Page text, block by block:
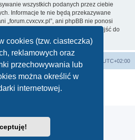
cookies (tzw. ciasteczka)
reklamowych oraz
przechowywania lub
można określić w
internetowej.
wszystkich podanych przez ciebie
Informacje te nie będą przekazywane
„forum.cvxcvx.pl”, ani phpBB nie ponosi
do witryny, podczas których może dojść do
Strefa czasowa UTC+02:00
Usuń ciasteczka witryny
phpBB ® Forum Software © phpBB Limited
językowy dostarczaphpBB.pl